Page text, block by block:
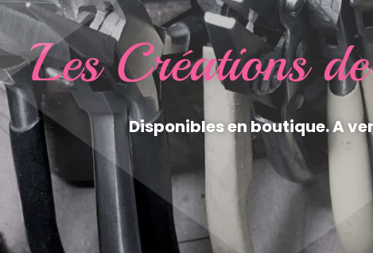
Les Créations
Disponibles en boutique. A